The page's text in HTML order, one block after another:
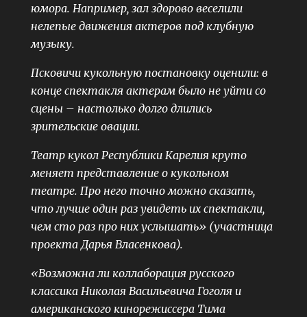
юмора. Например, зал здорово веселили
нелепые движения актеров под клубную
музыку.
Псковичи кукольную постановку оценили: в
конце спектакля актерам было не уйти со
сцены – настолько долго длились
зрительские овации.
Театр кукол Республики Карелия круто
меняет представление о кукольном
театре. Про него точно можно сказать,
что лучше один раз увидеть их спектакли,
чем сто раз про них услышать» (участница
проекта Дарья Власенкова).
«Возможна ли коллаборация русского
классика Николая Васильевича Гоголя и
американского кинорежиссера Тима